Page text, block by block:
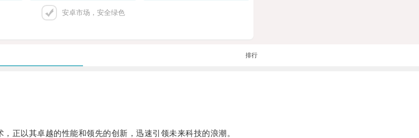
安卓市场，安全绿色
排行
以其卓越的性能和领先的创新，迅速引领未来科技的浪潮。